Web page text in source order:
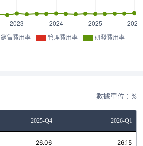
銷售費用率 管理費用率 研發費用率
數據單位：%
2025-Q4 2026-Q1
26.06 26.15